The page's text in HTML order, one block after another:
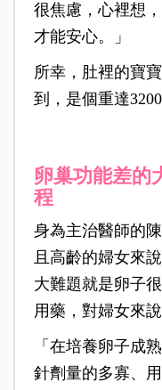
很焦慮，心裡想
才能安心。」
所幸，肚裡的寶
到，是個重達
卵巢功能差的
程
身為主治醫師的
且高齡的婦女來
大難題就是卵子
用藥，對婦女來說
「在培養卵子成
針劑量的多寡、